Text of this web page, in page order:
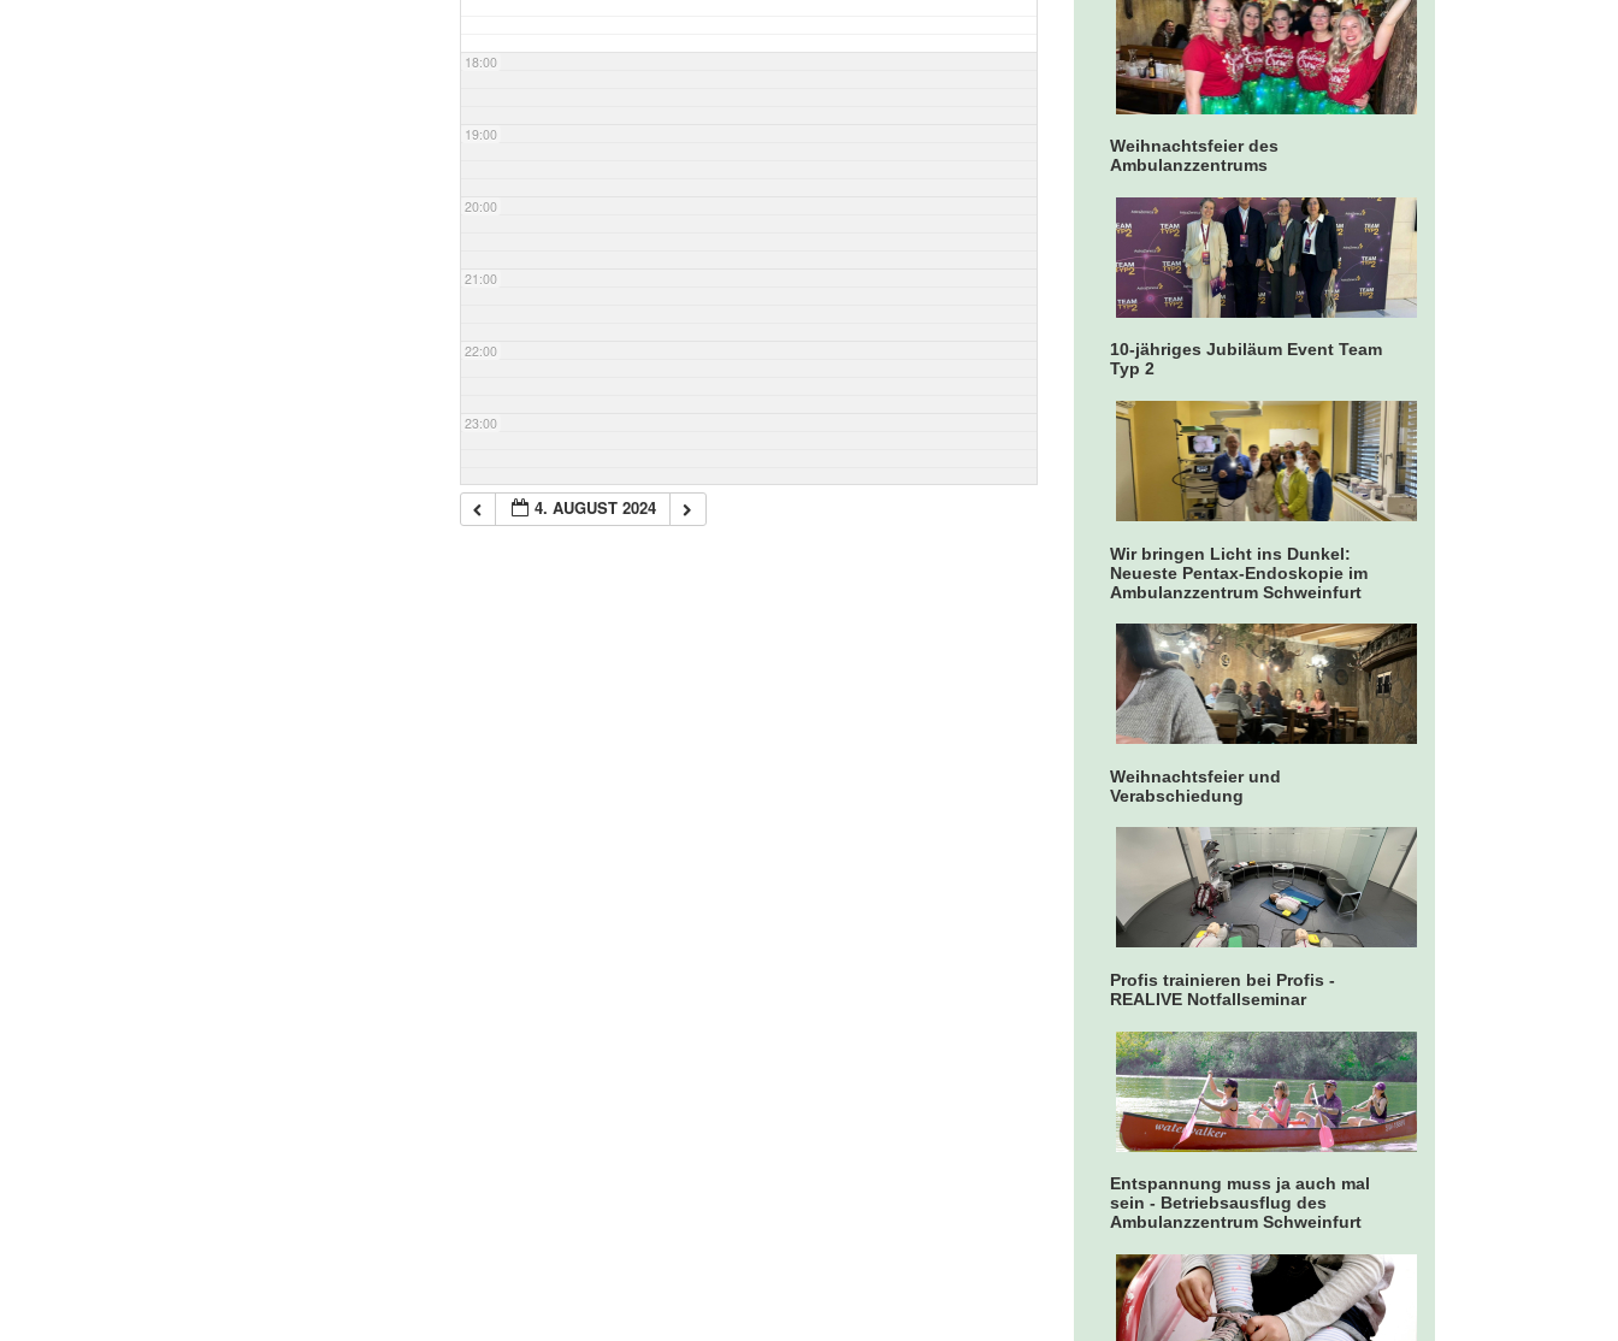
18:00
19:00
20:00
21:00
22:00
23:00
4. AUGUST 2024
Weihnachtsfeier des
Ambulanzzentrums
10-jähriges Jubiläum Event Team
Typ 2
Wir bringen Licht ins Dunkel:
Neueste Pentax-Endoskopie im
Ambulanzzentrum Schweinfurt
Weihnachtsfeier und
Verabschiedung
Profis trainieren bei Profis -
REALIVE Notfallseminar
Entspannung muss ja auch mal
sein - Betriebsausflug des
Ambulanzzentrum Schweinfurt